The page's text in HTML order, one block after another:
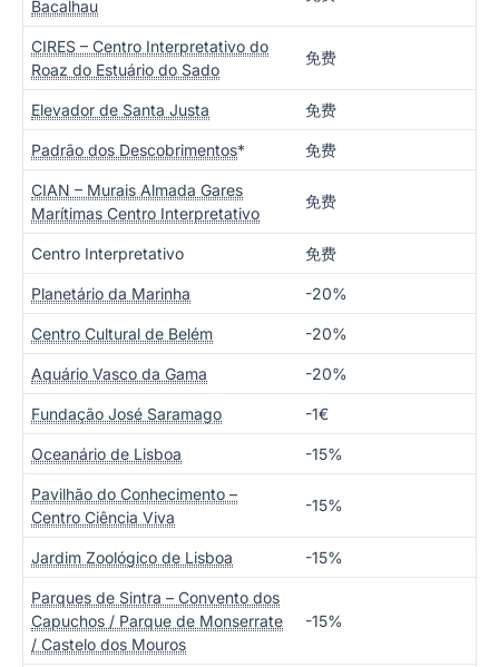
Bacalhau
CIRES – Centro Interpretativo do
Roaz do Estuário do Sado
免费
Elevador de Santa Justa 免费
Padrão dos Descobrimentos* 免费
CIAN – Murais Almada Gares
Marítimas Centro Interpretativo
免费
Centro Interpretativo 免费
Planetário da Marinha -20%
Centro Cultural de Belém -20%
Aquário Vasco da Gama -20%
Fundação José Saramago -1€
Oceanário de Lisboa -15%
Pavilhão do Conhecimento –
Centro Ciência Viva
-15%
Jardim Zoológico de Lisboa -15%
Parques de Sintra – Convento dos
Capuchos / Parque de Monserrate
/ Castelo dos Mouros
-15%